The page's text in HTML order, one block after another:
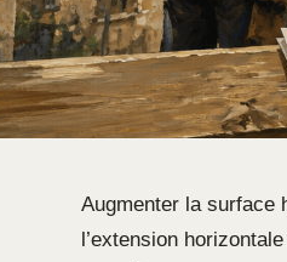
Augmenter la surface
l’extension